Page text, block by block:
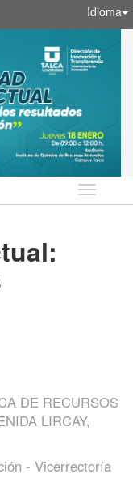
Idioma
Idioma
DE RECURSOS
LIRCAY,
- Vicerrectoría